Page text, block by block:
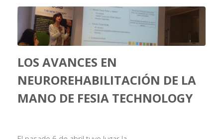
LOS AVANCES EN
NEUROREHABILITACIÓN DE LA
MANO DE FESIA TECHNOLOGY